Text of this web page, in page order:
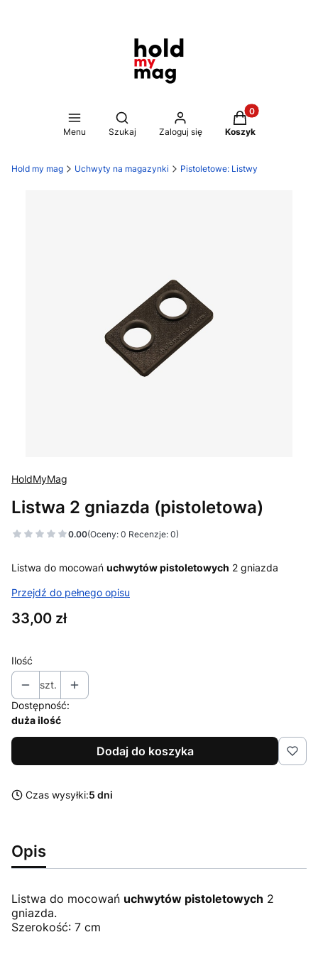
Menu
Otwórz wyszukiwarkę
Szukaj Zaloguj się
Produkty w
Koszyk
Hold my mag Uchwyty na magazynki Pistoletowe: Listwy
HoldMyMag
Listwa 2 gniazda (pistoletowa)
0.00(Oceny: 0 Recenzje: 0)
Listwa do mocowań uchwytów pistoletowych 2 gniazda
Przejdź do pełnego opisu
Cena
33,00 zł
Ilość
szt.
Dostępność:
duża ilość
Dodaj do koszyka
Czas wysyłki:5 dni
Opis
Listwa do mocowań uchwytów pistoletowych 2
gniazda.
Szerokość: 7 cm